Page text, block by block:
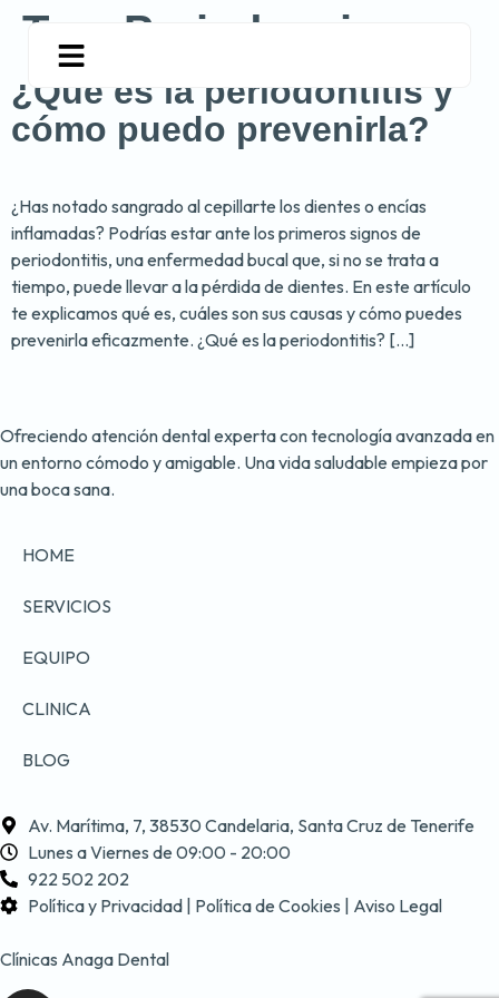
Tag: Periodoncia
¿Qué es la periodontitis y
cómo puedo prevenirla?
¿Has notado sangrado al cepillarte los dientes o encías
inflamadas? Podrías estar ante los primeros signos de
periodontitis, una enfermedad bucal que, si no se trata a
tiempo, puede llevar a la pérdida de dientes. En este artículo
te explicamos qué es, cuáles son sus causas y cómo puedes
prevenirla eficazmente. ¿Qué es la periodontitis? […]
Ofreciendo atención dental experta con tecnología avanzada en
un entorno cómodo y amigable. Una vida saludable empieza por
una boca sana.
HOME
SERVICIOS
EQUIPO
CLINICA
BLOG
Av. Marítima, 7, 38530 Candelaria, Santa Cruz de Tenerife
Lunes a Viernes de 09:00 - 20:00
922 502 202
Política y Privacidad | Política de Cookies | Aviso Legal
Clínicas Anaga Dental